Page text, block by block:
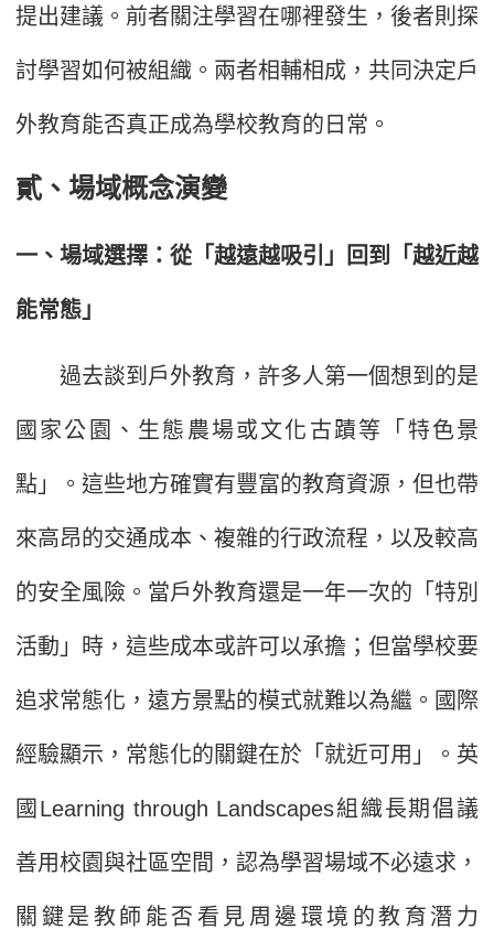
提出建議。前者關注學習在哪裡發生，後者則探
討學習如何被組織。兩者相輔相成，共同決定戶
外教育能否真正成為學校教育的日常。
貳、場域概念演變
一、場域選擇：從「越遠越吸引」回到「越近越
能常態」
過去談到戶外教育，許多人第一個想到的是
國家公園、生態農場或文化古蹟等「特色景
點」。這些地方確實有豐富的教育資源，但也帶
來高昂的交通成本、複雜的行政流程，以及較高
的安全風險。當戶外教育還是一年一次的「特別
活動」時，這些成本或許可以承擔；但當學校要
追求常態化，遠方景點的模式就難以為繼。國際
經驗顯示，常態化的關鍵在於「就近可用」。英
國Learning through Landscapes組織長期倡議
善用校園與社區空間，認為學習場域不必遠求，
關鍵是教師能否看見周邊環境的教育潛力